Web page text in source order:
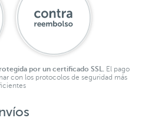
por un certificado SSL. El pago
con los protocolos de seguridad más